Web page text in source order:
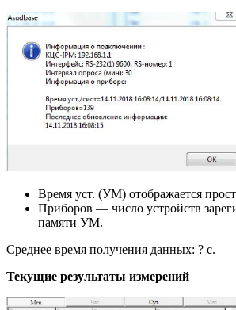
Время уст. (УМ) отображается
Приборов — число устройств
памяти УМ.
Среднее время получения данных: ? c.
Текущие результаты измерений